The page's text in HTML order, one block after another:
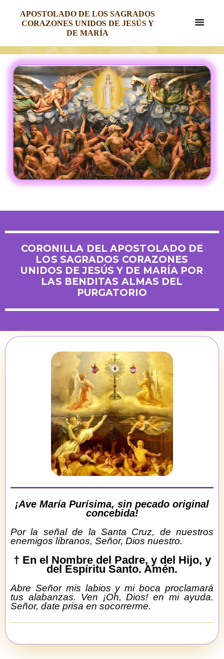
APOSTOLADO DE LOS SAGRADOS
CORAZONES UNIDOS DE JESÚS Y
DE MARÍA
CORONILLA POR LAS BENDITAS
ALMAS DEL PURGATORIO
CORONILLA DEL APOSTOLADO DE
LOS SAGRADOS CORAZONES
UNIDOS DE JESÚS Y DE MARÍA POR
LAS BENDITAS ALMAS DEL
PURGATORIO
¡Ave María Purísima, sin pecado original
concebida!
Por la señal de la Santa Cruz, de nuestros
enemigos líbranos, Señor, Dios nuestro.
† En el Nombre del Padre, y del Hijo, y
del Espíritu Santo. Amén.
Abre Señor mis labios y mi boca proclamará
tus alabanzas. Ven ¡Oh, Dios! en mi ayuda.
Señor, date prisa en socorrerme.